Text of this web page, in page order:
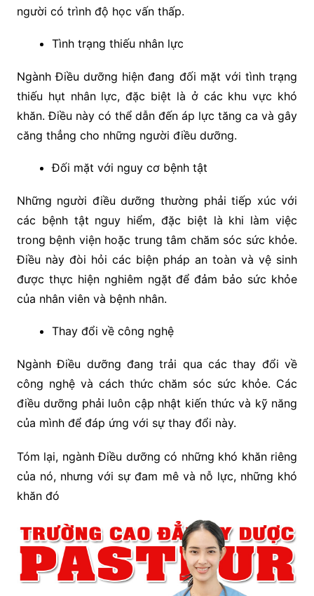
người có trình độ học vấn thấp.
Tình trạng thiếu nhân lực
Ngành Điều dưỡng hiện đang đối mặt với tình trạng
thiếu hụt nhân lực, đặc biệt là ở các khu vực khó
khăn. Điều này có thể dẫn đến áp lực tăng ca và gây
căng thẳng cho những người điều dưỡng.
Đối mặt với nguy cơ bệnh tật
Những người điều dưỡng thường phải tiếp xúc với
các bệnh tật nguy hiểm, đặc biệt là khi làm việc
trong bệnh viện hoặc trung tâm chăm sóc sức khỏe.
Điều này đòi hỏi các biện pháp an toàn và vệ sinh
được thực hiện nghiêm ngặt để đảm bảo sức khỏe
của nhân viên và bệnh nhân.
Thay đổi về công nghệ
Ngành Điều dưỡng đang trải qua các thay đổi về
công nghệ và cách thức chăm sóc sức khỏe. Các
điều dưỡng phải luôn cập nhật kiến thức và kỹ năng
của mình để đáp ứng với sự thay đổi này.
Tóm lại, ngành Điều dưỡng có những khó khăn riêng
của nó, nhưng với sự đam mê và nỗ lực, những khó
khăn đó